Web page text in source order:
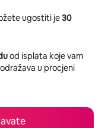
ugostiti je30
od isplata koje vam
u procjeni